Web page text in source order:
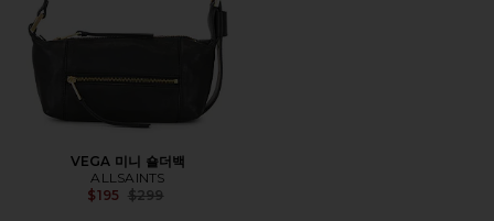
VEGA 미니 숄더백
ALLSAINTS
$195 Previous price:
$299